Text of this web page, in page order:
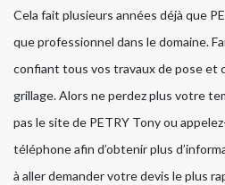
Cela fait plusieurs années déjà que
que professionnel dans le domaine.
confiant tous vos travaux de pose et
grillage. Alors ne perdez plus votre
pas le site de PETRY Tony ou
téléphone afin d’obtenir plus
à aller demander votre devis le plus